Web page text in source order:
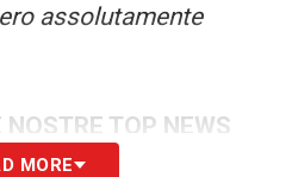
assolutamente
TOP NEWS
MORE